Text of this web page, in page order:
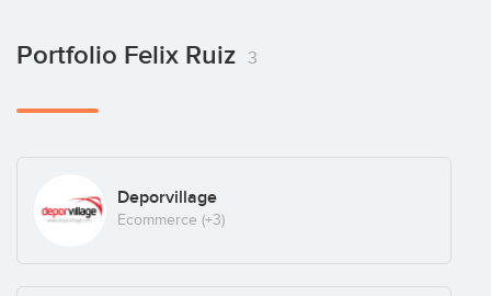
Portfolio Felix Ruiz 3
Deporvillage
Ecommerce (+3)